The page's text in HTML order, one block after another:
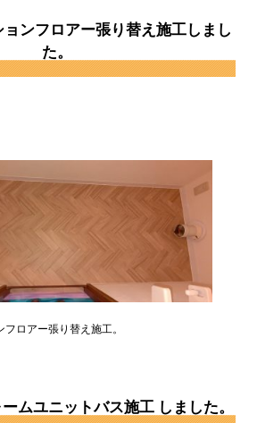
ンフロアー張り替え施工しまし
た。
ロアー張り替え施工。
ムユニットバス施工 しました。